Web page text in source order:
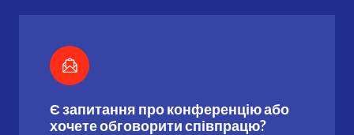
Є запитання про конференцію або
хочете обговорити співпрацю?